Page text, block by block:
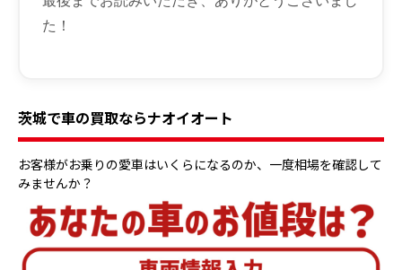
た！
茨城で車の買取ならナオイオート
お客様がお乗りの愛車はいくらになるのか、一度相場を確認して
みませんか？